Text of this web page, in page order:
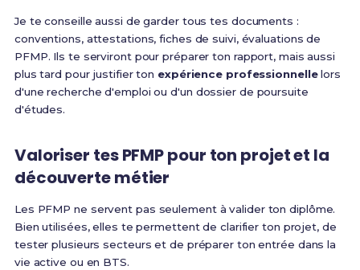
Je te conseille aussi de garder tous tes documents :
conventions, attestations, fiches de suivi, évaluations de
PFMP. Ils te serviront pour préparer ton rapport, mais aussi
plus tard pour justifier ton expérience professionnellelors
d'une recherche d'emploi ou d'un dossier de poursuite
d'études.
Valoriser tes PFMP pour ton projet et la
découverte métier
Les PFMP ne servent pas seulement à valider ton diplôme.
Bien utilisées, elles te permettent de clarifier ton projet, de
tester plusieurs secteurs et de préparer ton entrée dans la
vie active ou en BTS.